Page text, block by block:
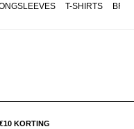
T-SHIRTS
KORTING